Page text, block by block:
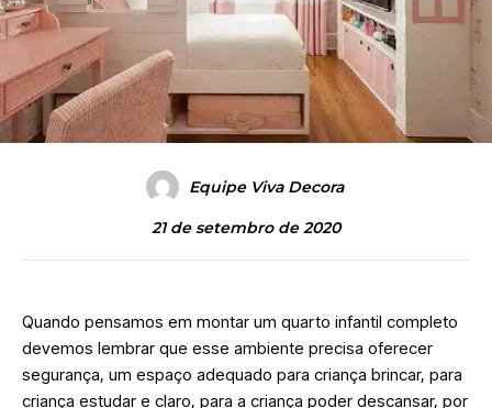
Equipe Viva Decora
21 de setembro de 2020
Quando pensamos em montar um quarto infantil completo
devemos lembrar que esse ambiente precisa oferecer
segurança, um espaço adequado para criança brincar, para
criança estudar e claro, para a criança poder descansar, por